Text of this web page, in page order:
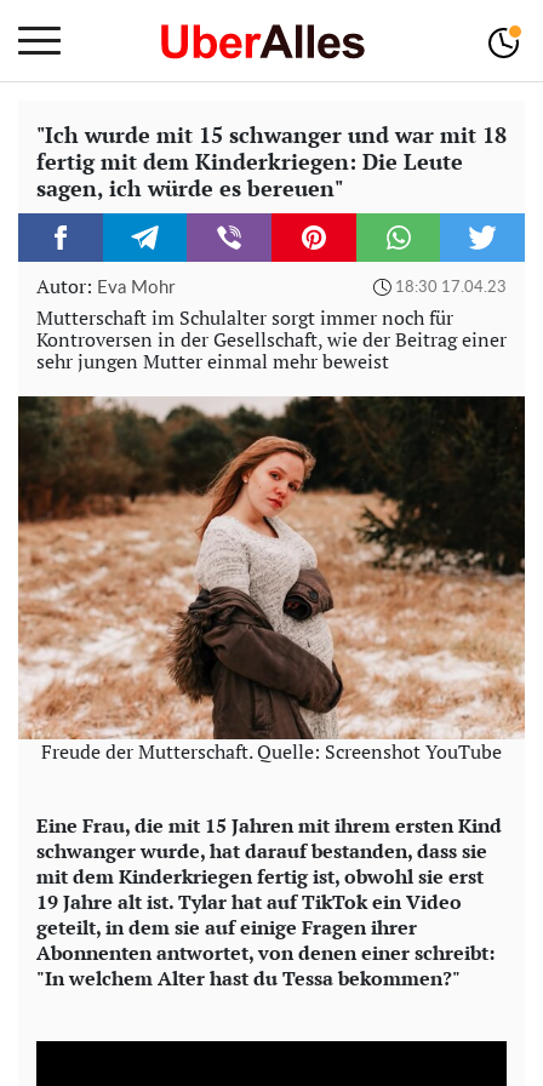
"Ich wurde mit 15 schwanger und war mit 18
fertig mit dem Kinderkriegen: Die Leute
sagen, ich würde es bereuen"
Autor: Eva Mohr 18:30 17.04.23
Mutterschaft im Schulalter sorgt immer noch für
Kontroversen in der Gesellschaft, wie der Beitrag einer
sehr jungen Mutter einmal mehr beweist
Freude der Mutterschaft. Quelle: Screenshot YouTube
Eine Frau, die mit 15 Jahren mit ihrem ersten Kind
schwanger wurde, hat darauf bestanden, dass sie
mit dem Kinderkriegen fertig ist, obwohl sie erst
19 Jahre alt ist. Tylar hat auf TikTok ein Video
geteilt, in dem sie auf einige Fragen ihrer
Abonnenten antwortet, von denen einer schreibt:
"In welchem Alter hast du Tessa bekommen?"